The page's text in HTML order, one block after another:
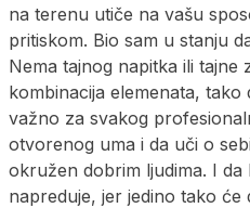
na terenu utiče na vašu
pritiskom. Bio sam u stanju
Nema tajnog napitka ili tajne
kombinacija elemenata,
važno za svakog
otvorenog uma i da uči o
okružen dobrim ljudima. I
napreduje, jer jedino tako će